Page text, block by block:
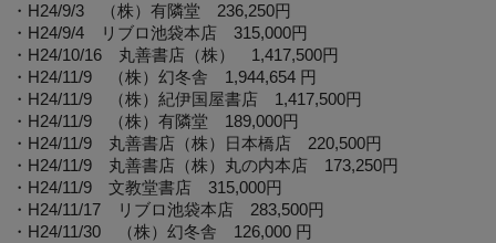
・H24/9/3 （株）有隣堂 236,250円
・H24/9/4 リブロ池袋本店 315,000円
・H24/10/16 丸善書店（株） 1,417,500円
・H24/11/9 （株）幻冬舎 1,944,654 円
・H24/11/9 （株）紀伊国屋書店 1,417,500円
・H24/11/9 （株）有隣堂 189,000円
・H24/11/9 丸善書店（株）日本橋店 220,500円
・H24/11/9 丸善書店（株）丸の内本店 173,250円
・H24/11/9 文教堂書店 315,000円
・H24/11/17 リブロ池袋本店 283,500円
・H24/11/30 （株）幻冬舎 126,000 円